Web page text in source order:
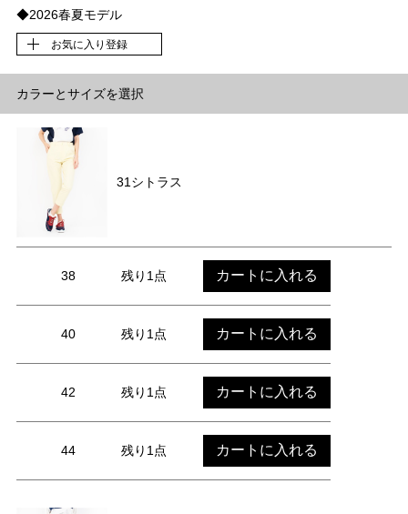
◆2026春夏モデル
お気に入り登録
カラーとサイズを選択
31シトラス
38 残り1点 カートに入れる
40 残り1点 カートに入れる
42 残り1点 カートに入れる
44 残り1点 カートに入れる